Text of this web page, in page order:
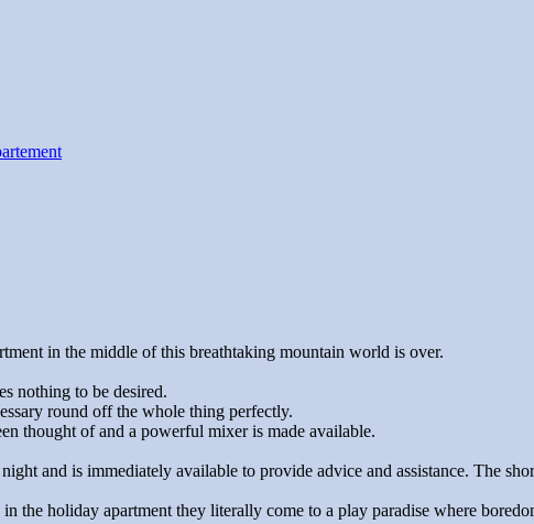
in the middle of this breathtaking mountain world is over.
nothing to be desired.
round off the whole thing perfectly.
thought of and a powerful mixer is made available.
and is immediately available to provide advice and assistance. The
the holiday apartment they literally come to a play paradise where